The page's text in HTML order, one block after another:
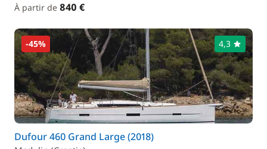
À partir de 840 €
-45% 4,3
Dufour 460 Grand Large (2018)